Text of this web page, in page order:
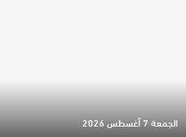
الجمعة 7 أغسطس 2026